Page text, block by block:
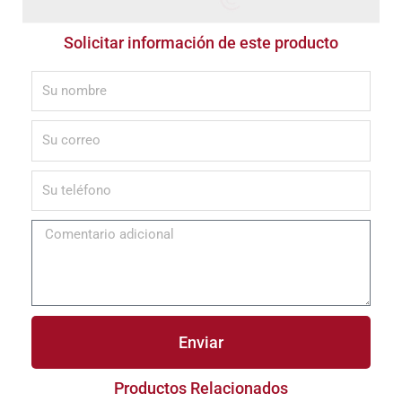
Solicitar información de este producto
Enviar
Productos Relacionados